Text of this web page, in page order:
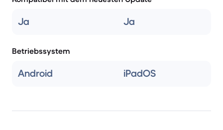
Ja Ja
Betriebssystem
Android iPadOS